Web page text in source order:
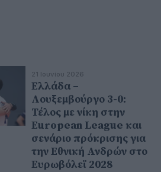
21 Ιουνίου 2026
Ελλάδα –
Λουξεμβούργο 3-0:
Τέλος με νίκη στην
European League και
σενάριο πρόκρισης για
την Εθνική Ανδρών στο
Ευρωβόλεϊ 2028